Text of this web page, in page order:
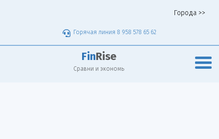
Города >>
Горячая линия 8 958 578 65 62
Fin Rise
Сравни и экономь